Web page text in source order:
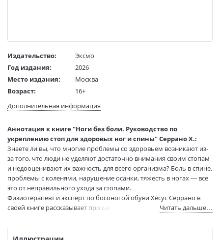
Издательство:
Эксмо
Год издания:
2026
Место издания:
Москва
Возраст:
16+
Язык текста:
русский
Редактор/
составитель:
Шарыкина Юлия
Перевод:
Ганина М. В.
Тип обложки:
Мягкая обложка
Формат:
60х90 1/16
Размеры в мм
(ДхШхВ):
210x140x17
Вес:
275 гр.
Страниц:
272
Код товара:
Дополнительная информация
Аннотация к книге "Ноги без боли. Руководство по
укреплению стоп для здоровых ног и спины" Серрано Х.:
Знаете ли вы, что многие проблемы со здоровьем возникают из-
за того, что люди не уделяют достаточно внимания своим стопам
и недооценивают их важность для всего организма? Боль в спине,
проблемы с коленями, нарушение осанки, тяжесть в ногах — все
это от неправильного ухода за стопами.
Физиотерапевт и эксперт по босоногой обуви Хесус Серрано в
своей книге рассказывает про самые распространенные
нельзя забывать.
Читать дальше…